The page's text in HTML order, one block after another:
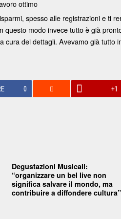
ottimo
spesso alle registrazioni e ti
questo modo invece tutto è già
cura dei dettagli. Avevamo già tutto
0 +1
Degustazioni Musicali:
“organizzare un bel live non
significa salvare il mondo, ma
contribuire a diffondere cultura”